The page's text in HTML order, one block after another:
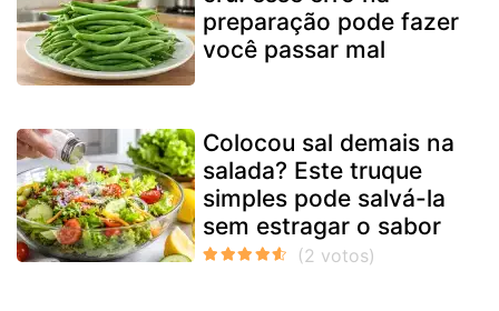
preparação pode fazer
você passar mal
Colocou sal demais na
salada? Este truque
simples pode salvá-la
sem estragar o sabor